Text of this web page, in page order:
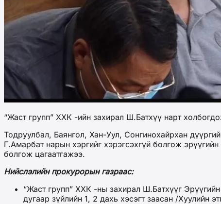
“Жаст групп” ХХК -ийн захирал Ш.Батхүү нарт
Тодруулбал, Баянгол, Хан-Уул, Сонгинохайрхан
Г.Амарбат нарын хэргийг хэрэгсэхгүй болгож
болгож цагаатгажээ.
Нийслэлийн прокурорын газраас:
“Жаст групп” ХХК -ны захирал Ш.Батхүүг Эрүүгийн
дугаар зүйлийн 1, 2 дахь хэсэгт заасан /Хуулийн